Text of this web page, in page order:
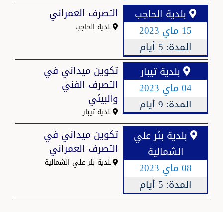
بلدية الحاجب
15 ماي 2023
المدة: 5 أيام
التصرف العمراني
بلدية الحاجب
بلدية تيبار
04 ماي 2023
المدة: 9 أيام
تكوين ميداني في
التصرف الفني
والبيئي
بلدية تيبار
بلدية بئر علي
الشمالية
08 ماي 2023
المدة: 5 أيام
تكوين ميداني في
التصرف العمراني
بلدية بئر علي الشمالية